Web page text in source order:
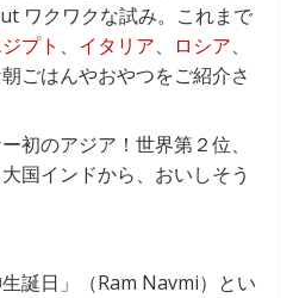
ワクワクな試み。これまで
プト 、 イタリア、 ロシア、
ごはんやおやつをご紹介さ
初のアジア！世界第２位、
国インドから、おいしそう
誕日」（Ram Navmi）とい